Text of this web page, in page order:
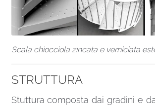
Scala chiocciola zincata e verniciata
STRUTTURA
Stuttura composta dai gradini e